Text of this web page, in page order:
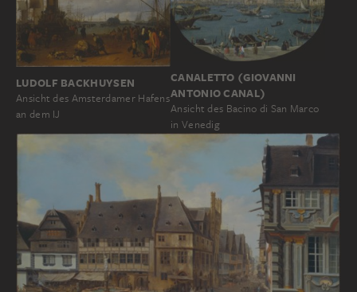
LUDOLF BACKHUYSEN
Ansicht des Amsterdamer Hafens
an dem IJ
CANALETTO (GIOVANNI
ANTONIO CANAL)
Ansicht des Bacino di San Marco
in Venedig